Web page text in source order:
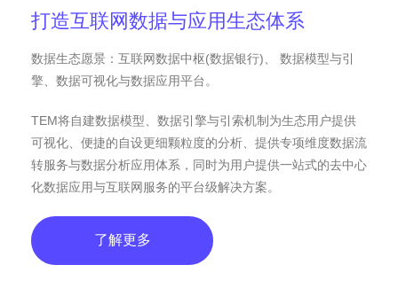
打造互联网数据与应用生态体系
数据生态愿景：互联网数据中枢(数据银行)、 数据模型与引
擎、数据可视化与数据应用平台。
TEM将自建数据模型、数据引擎与引索机制为生态用户提供
可视化、便捷的自设更细颗粒度的分析、提供专项维度数据流
转服务与数据分析应用体系，同时为用户提供一站式的去中心
化数据应用与互联网服务的平台级解决方案。
了解更多